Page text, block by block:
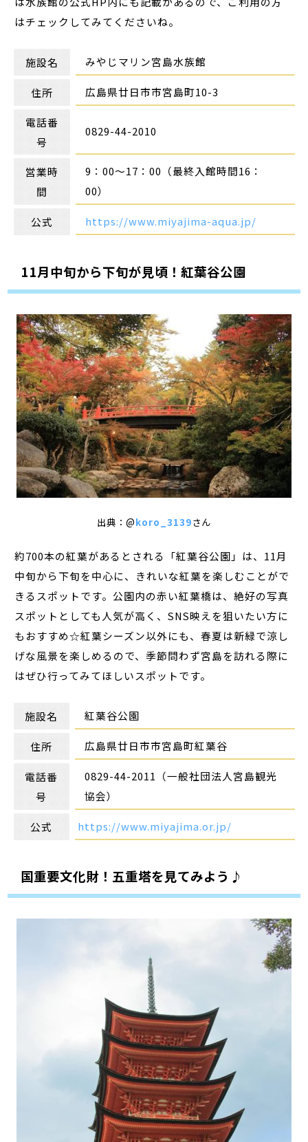
はチェックしてみてくださいね。
施設名 みやじマリン宮島水族館
住所 広島県廿日市市宮島町10-3
電話番
号
0829-44-2010
営業時
間
9：00～17：00（最終入館時間16：
00）
公式 https://www.miyajima-aqua.jp/
11月中旬から下旬が見頃！紅葉谷公園
出典：@koro_3139さん
約700本の紅葉があるとされる「紅葉谷公園」は、11月
中旬から下旬を中心に、きれいな紅葉を楽しむことがで
きるスポットです。公園内の赤い紅葉橋は、絶好の写真
スポットとしても人気が高く、SNS映えを狙いたい方に
もおすすめ☆紅葉シーズン以外にも、春夏は新緑で涼し
げな風景を楽しめるので、季節問わず宮島を訪れる際に
はぜひ行ってみてほしいスポットです。
施設名 紅葉谷公園
住所 広島県廿日市市宮島町紅葉谷
電話番
号
0829-44-2011（一般社団法人宮島観光
協会）
公式 https://www.miyajima.or.jp/
国重要文化財！五重塔を見てみよう♪